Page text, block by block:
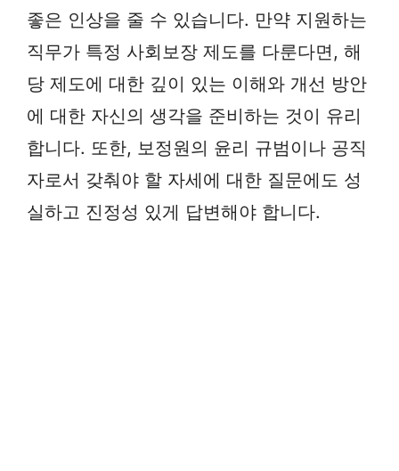
좋은 인상을 줄 수 있습니다. 만약 지원하는
직무가 특정 사회보장 제도를 다룬다면, 해
당 제도에 대한 깊이 있는 이해와 개선 방안
에 대한 자신의 생각을 준비하는 것이 유리
합니다. 또한, 보정원의 윤리 규범이나 공직
자로서 갖춰야 할 자세에 대한 질문에도 성
실하고 진정성 있게 답변해야 합니다.